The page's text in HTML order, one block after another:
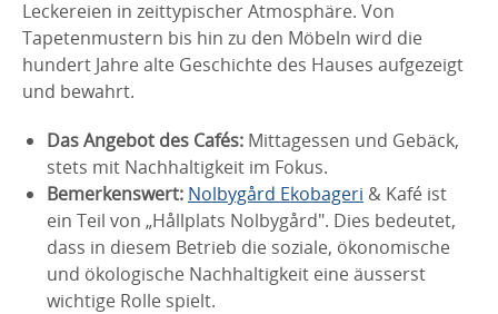
Leckereien in zeittypischer Atmosphäre. Von
Tapetenmustern bis hin zu den Möbeln wird die
hundert Jahre alte Geschichte des Hauses aufgezeigt
und bewahrt.
Das Angebot des Cafés: Mittagessen und Gebäck,
stets mit Nachhaltigkeit im Fokus.
Bemerkenswert: Nolbygård Ekobageri & Kafé ist
ein Teil von „Hållplats Nolbygård". Dies bedeutet,
dass in diesem Betrieb die soziale, ökonomische
und ökologische Nachhaltigkeit eine äusserst
wichtige Rolle spielt.